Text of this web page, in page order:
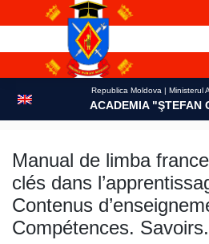
Republica Moldova | Ministerul
ACADEMIA "ŞTEFAN
Manual de limba
clés dans
Contenus
Compétences.